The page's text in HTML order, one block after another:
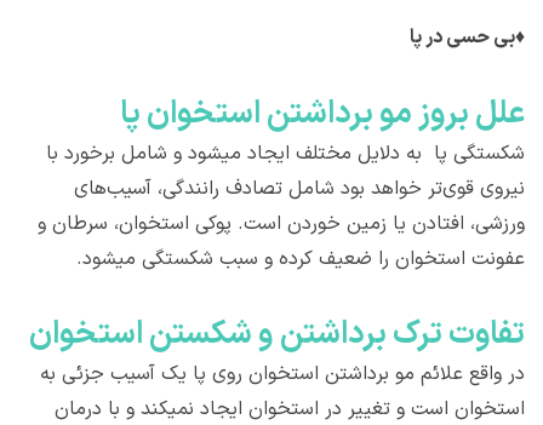
♦بی حسی در پا
علل بروز مو برداشتن استخوان پا
شکستگی پا به دلایل مختلف ایجاد میشود و شامل برخورد با
نیروی قوی‌تر خواهد بود شامل تصادف رانندگی، آسیب‌های
ورزشی، افتادن یا زمین خوردن است. پوکی استخوان، سرطان و
عفونت استخوان را ضعیف کرده و سبب شکستگی میشود.
تفاوت ترک برداشتن و شکستن استخوان
در واقع علائم مو برداشتن استخوان روی پا یک آسیب جزئی به
استخوان است و تغییر در استخوان ایجاد نمیکند و با درمان‌